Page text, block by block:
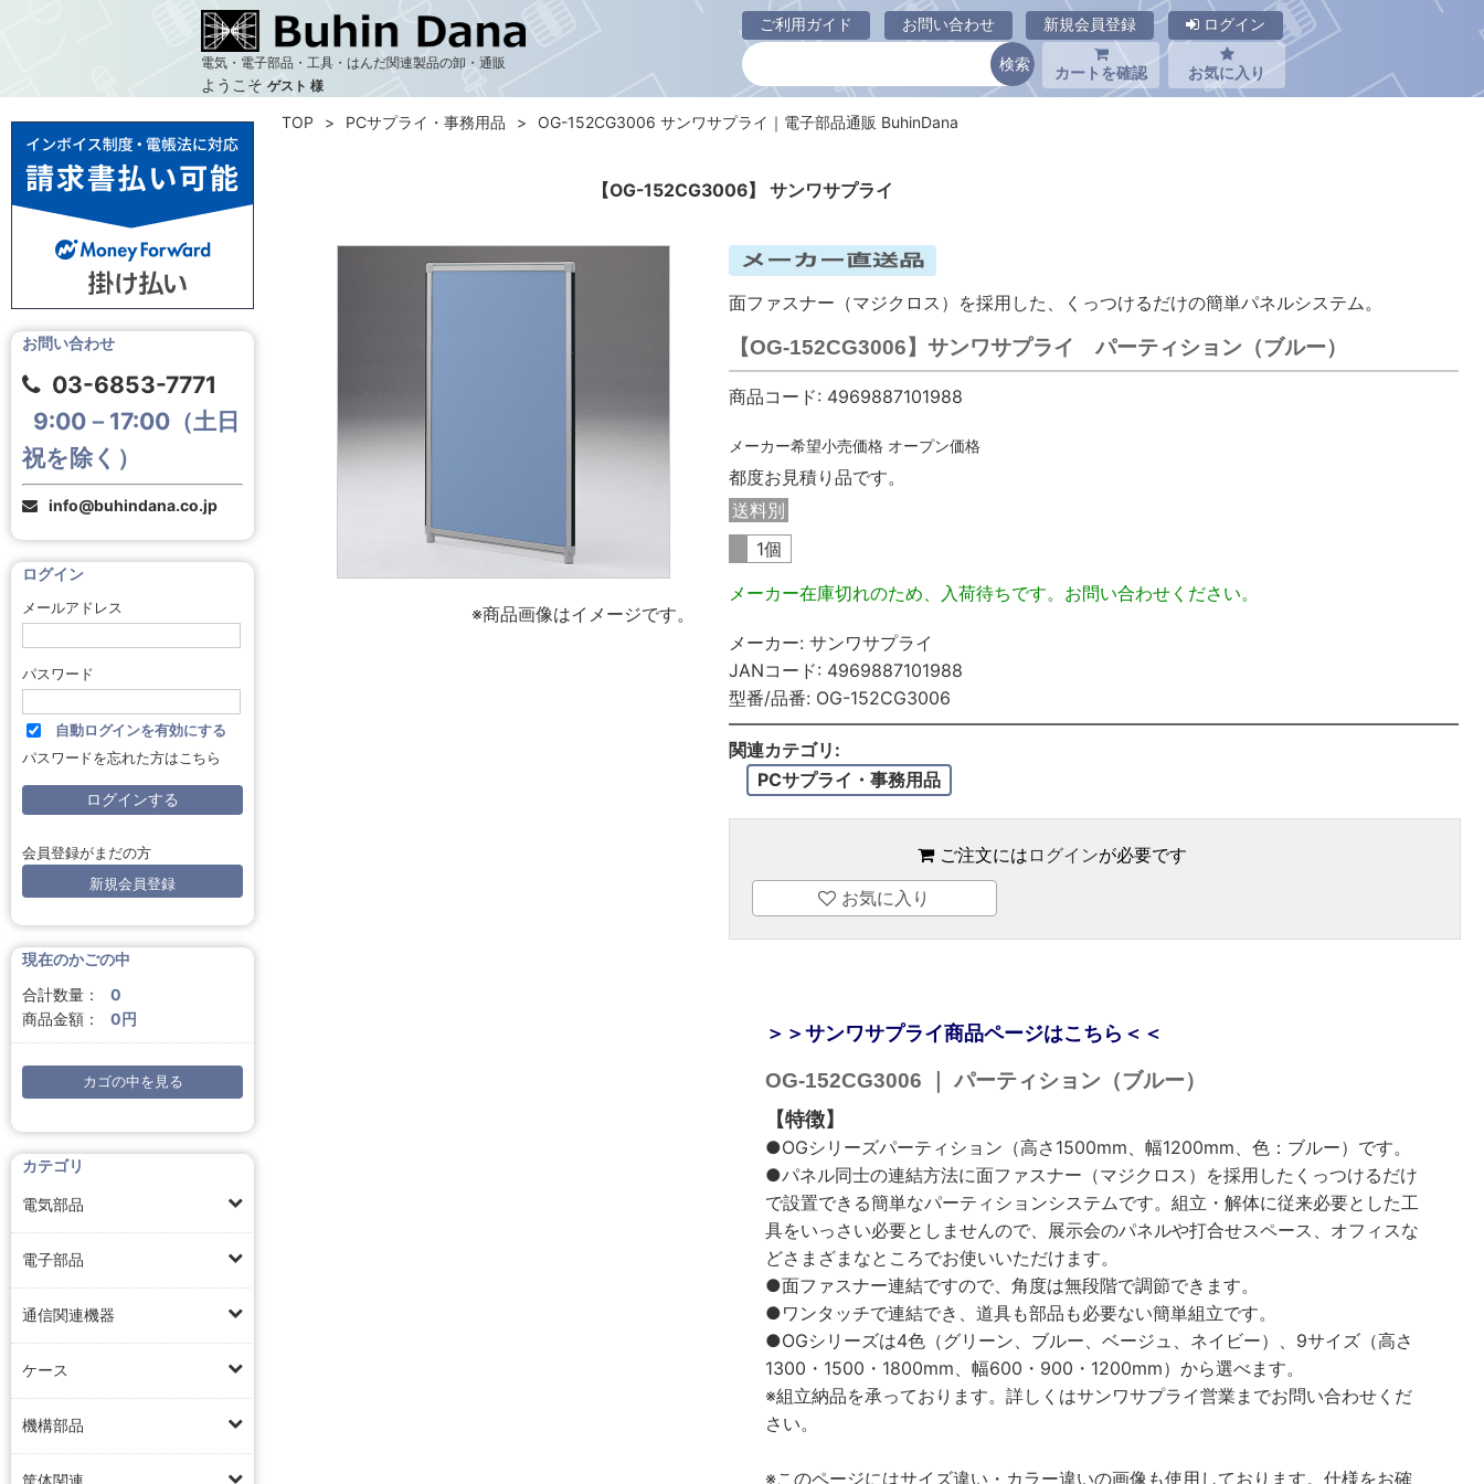
電気・電子部品・工具・はんだ関連製品の卸・通販
ようこそ ゲスト 様
ご利用ガイド お問い合わせ 新規会員登録 ログイン
カートを確認 お気に入り
【OG-152CG3006】 サンワサプライ
お問い合わせ
03-6853-7771
9:00－17:00（土日
祝を除く）
info@buhindana.co.jp
ログイン
メールアドレス
パスワード
自動ログインを有効にする
パスワードを忘れた方はこちら
会員登録がまだの方
新規会員登録
現在のかごの中
合計数量：
0
商品金額：
0円
カゴの中を見る
カテゴリ
電気部品
電子部品
通信関連機器
ケース
機構部品
筐体関連
TOP PCサプライ・事務用品 OG-152CG3006 サンワサプライ｜電子部品通販 BuhinDana
※商品画像はイメージです。
面ファスナー（マジクロス）を採用した、くっつけるだけの簡単パネルシステム。
【OG-152CG3006】サンワサプライ パーティション（ブルー）
商品コード: 4969887101988
メーカー希望小売価格 オープン価格
都度お見積り品です。
送料別
1個
メーカー在庫切れのため、入荷待ちです。お問い合わせください。
メーカー: サンワサプライ
JANコード: 4969887101988
型番/品番: OG-152CG3006
関連カテゴリ:
PCサプライ・事務用品
ご注文には ログインが必要です
お気に入り
＞＞サンワサプライ商品ページはこちら＜＜
OG-152CG3006 ｜ パーティション（ブルー）
【特徴】
●OGシリーズパーティション（高さ1500mm、幅1200mm、色：ブルー）です。
●パネル同士の連結方法に面ファスナー（マジクロス）を採用したくっつけるだけ
で設置できる簡単なパーティションシステムです。組立・解体に従来必要とした工
具をいっさい必要としませんので、展示会のパネルや打合せスペース、オフィスな
どさまざまなところでお使いいただけます。
●面ファスナー連結ですので、角度は無段階で調節できます。
●ワンタッチで連結でき、道具も部品も必要ない簡単組立です。
●OGシリーズは4色（グリーン、ブルー、ベージュ、ネイビー）、9サイズ（高さ
1300・1500・1800mm、幅600・900・1200mm）から選べます。
※組立納品を承っております。詳しくはサンワサプライ営業までお問い合わせくだ
さい。
※このページにはサイズ違い・カラー違いの画像も使用しております。仕様をお確